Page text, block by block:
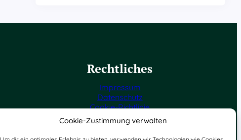
Cookie-Zustimmung verwalten
Rechtliches
Impressum
Datenschutz
Cookie-Richtlinie